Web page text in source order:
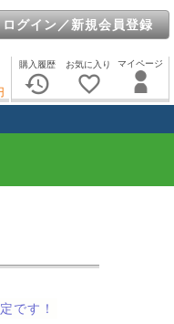
ログイン／新規会員登録
マイページ
お気に入り
favorite_border
購入履歴
history
です！